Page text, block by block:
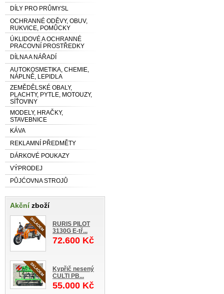
DÍLY PRO PRŮMYSL
OCHRANNÉ ODĚVY, OBUV,
RUKVICE, POMŮCKY
ÚKLIDOVÉ A OCHRANNÉ
PRACOVNÍ PROSTŘEDKY
DÍLNA A NÁŘADÍ
AUTOKOSMETIKA, CHEMIE,
NÁPLNĚ, LEPIDLA
ZEMĚDĚLSKÉ OBALY,
PLACHTY, PYTLE, MOTOUZY,
SÍŤOVINY
MODELY, HRAČKY,
STAVEBNICE
KÁVA
REKLAMNÍ PŘEDMĚTY
DÁRKOVÉ POUKAZY
VÝPRODEJ
PŮJĆOVNA STROJŮ
Akčnízboží
RURIS PILOT
3130G E-tř...
72.600 Kč
Kypřič nesený
CULTI PB...
55.000 Kč